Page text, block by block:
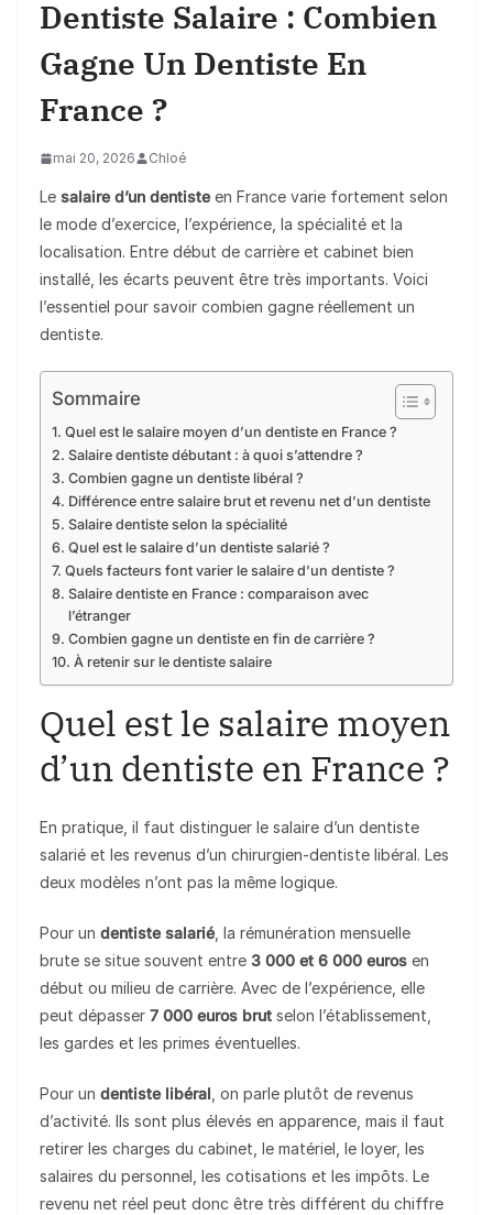
Dentiste Salaire : Combien
Gagne Un Dentiste En
France ?
mai 20, 2026 Chloé
Le salaire d’un dentisteen France varie fortement selon
le mode d’exercice, l’expérience, la spécialité et la
localisation. Entre début de carrière et cabinet bien
installé, les écarts peuvent être très importants. Voici
l’essentiel pour savoir combien gagne réellement un
dentiste.
Sommaire
Quel est le salaire moyen d’un dentiste en France ?
Salaire dentiste débutant : à quoi s’attendre ?
Combien gagne un dentiste libéral ?
Différence entre salaire brut et revenu net d’un dentiste
Salaire dentiste selon la spécialité
Quel est le salaire d’un dentiste salarié ?
Quels facteurs font varier le salaire d’un dentiste ?
Salaire dentiste en France : comparaison avec
l’étranger
Combien gagne un dentiste en fin de carrière ?
À retenir sur le dentiste salaire
Quel est le salaire moyen
d’un dentiste en France ?
En pratique, il faut distinguer le salaire d’un dentiste
salarié et les revenus d’un chirurgien-dentiste libéral. Les
deux modèles n’ont pas la même logique.
Pour un dentiste salarié, la rémunération mensuelle
brute se situe souvent entre 3 000 et 6 000 euros en
début ou milieu de carrière. Avec de l’expérience, elle
peut dépasser 7 000 euros brut selon l’établissement,
les gardes et les primes éventuelles.
Pour un dentiste libéral , on parle plutôt de revenus
d’activité. Ils sont plus élevés en apparence, mais il faut
retirer les charges du cabinet, le matériel, le loyer, les
salaires du personnel, les cotisations et les impôts. Le
revenu net réel peut donc être très différent du chiffre